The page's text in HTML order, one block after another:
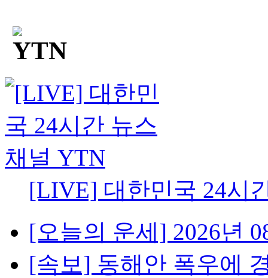
[LIVE] 대한민국 24시
[오늘의 운세] 2026년
[속보] 동해안 폭우에